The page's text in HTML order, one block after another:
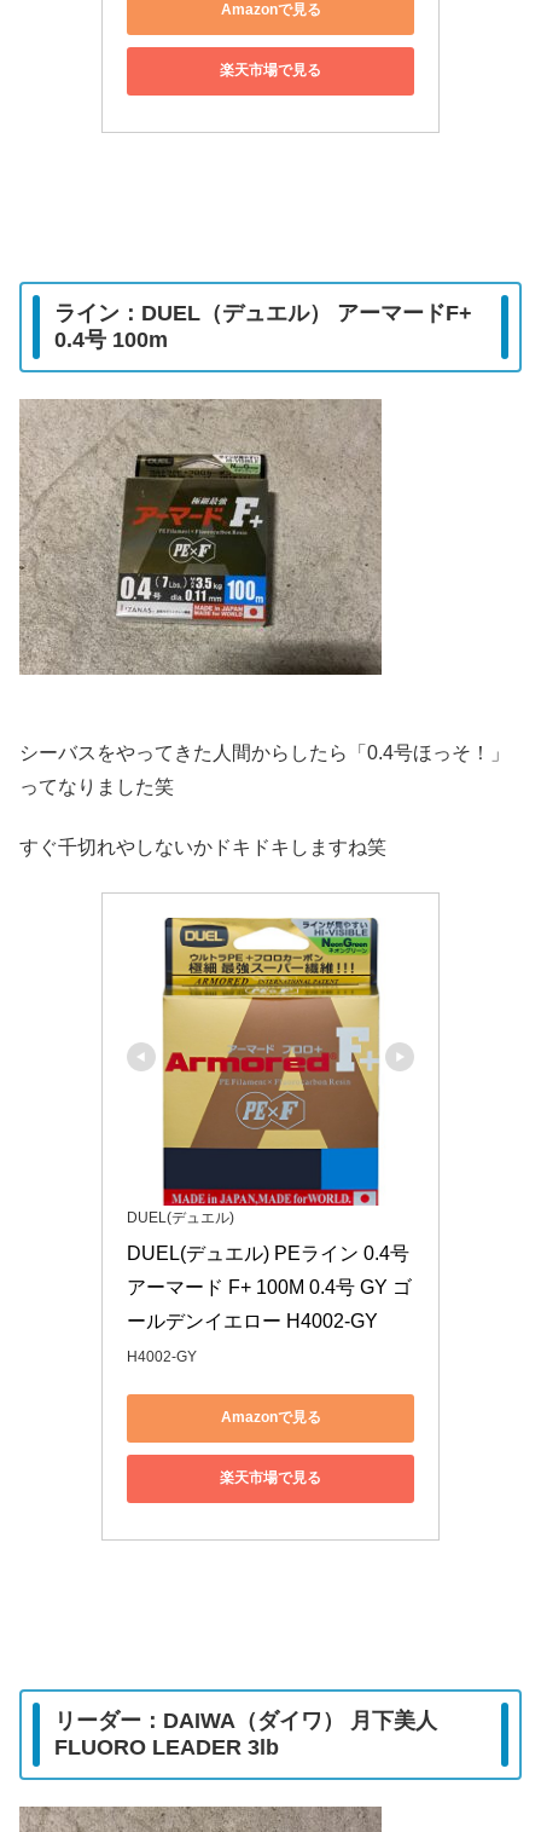
Amazonで見る
楽天市場で見る
ライン：DUEL（デュエル） アーマードF+
0.4号 100m
シーバスをやってきた人間からしたら「0.4号ほっそ！」
ってなりました笑
すぐ千切れやしないかドキドキしますね笑
DUEL(デュエル)
DUEL(デュエル) PEライン 0.4号
アーマード F+ 100M 0.4号 GY ゴ
ールデンイエロー H4002-GY
H4002-GY
Amazonで見る
楽天市場で見る
リーダー：DAIWA（ダイワ） 月下美人
FLUORO LEADER 3lb